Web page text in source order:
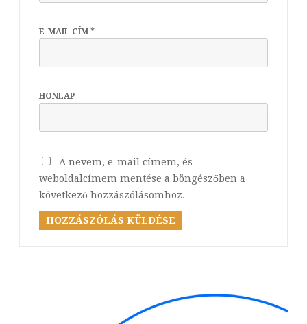
E-MAIL CÍM *
HONLAP
A nevem, e-mail címem, és
weboldalcímem mentése a böngészőben a
következő hozzászólásomhoz.